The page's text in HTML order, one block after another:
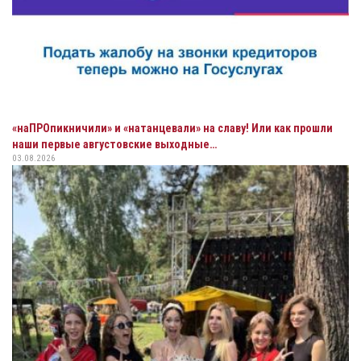
«наПРОпикничили» и «натанцевали» на славу! Или как прошли
наши первые августовские выходные…
03.08.2026